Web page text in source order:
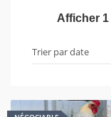
Afficher 1